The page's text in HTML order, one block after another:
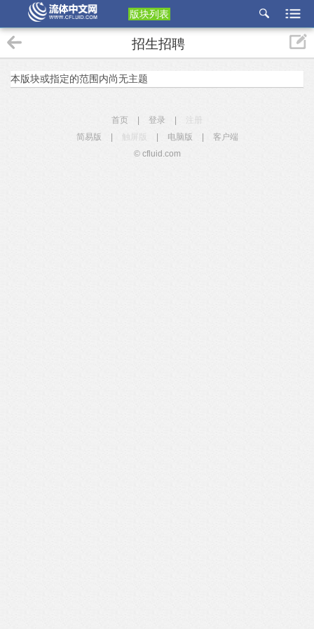
版块列表
etu
p
招生招聘
本版块或指定的范围内尚无主题
首页 登录
注册
简易版
触屏版 电脑版
客户端
© cfluid.com